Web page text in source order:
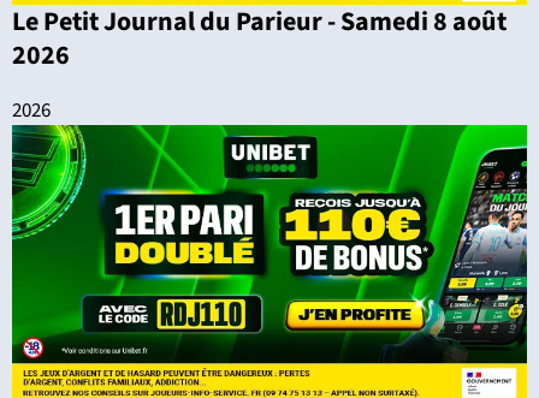
Le Petit Journal du Parieur - Samedi 8 août
2026
2026